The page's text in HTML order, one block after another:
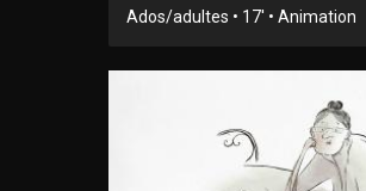
Ados/adultes • 17' • Animation